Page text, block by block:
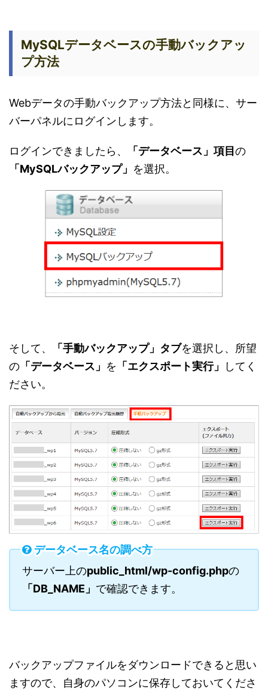
MySQLデータベースの手動バックアッ
プ方法
Webデータの手動バックアップ方法と同様に、サー
バーパネルにログインします。
ログインできましたら、 「データベース」項目 の
「MySQLバックアップ」 を選択。
そして、 「手動バックアップ」タブを選択し、所望
の 「データベース」 を 「エクスポート実行」
してく
ださい。
データベース名の調べ方
サーバー上のpublic_html/wp-config.phpの
「DB_NAME」 で確認できます。
バックアップファイルをダウンロードできると思い
ますので、自身のパソコンに保存しておいてくださ